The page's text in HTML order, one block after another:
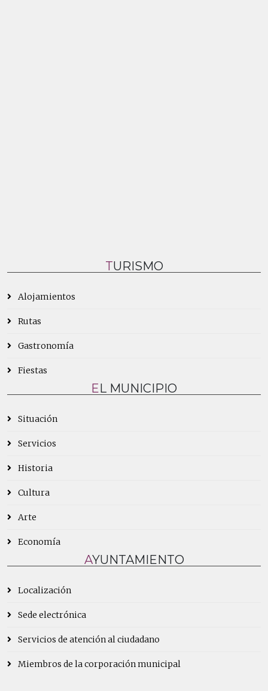
TURISMO
Alojamientos
Rutas
Gastronomía
Fiestas
EL MUNICIPIO
Situación
Servicios
Historia
Cultura
Arte
Economía
AYUNTAMIENTO
Localización
Sede electrónica
Servicios de atención al ciudadano
Miembros de la corporación municipal